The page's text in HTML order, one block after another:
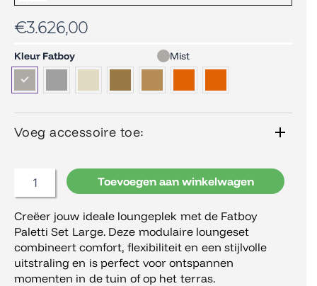
€3.626,00
Kleur Fatboy Mist
Voeg accessoire toe:
Fatboy
Paletti
Set
Large
aantal
Toevoegen aan winkelwagen
Creëer jouw ideale loungeplek met de Fatboy
Paletti Set Large. Deze modulaire loungeset
combineert comfort, flexibiliteit en een stijlvolle
uitstraling en is perfect voor ontspannen
momenten in de tuin of op het terras.